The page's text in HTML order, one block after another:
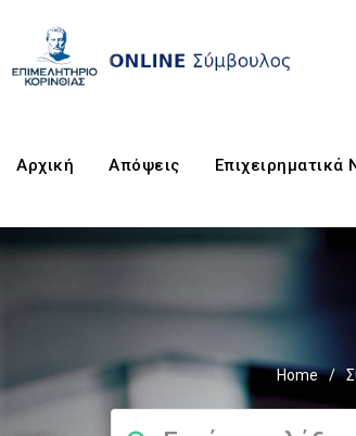
Αρχική Απόψεις Επιχειρηματικά
Home /